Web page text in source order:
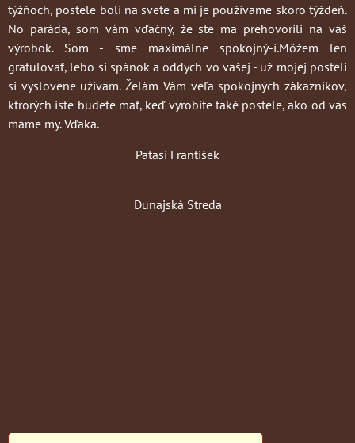
týžňoch, postele boli na svete a mi je používame skoro týždeň.
No paráda, som vám vďačný, že ste ma prehovorili na váš
výrobok. Som - sme maximálne spokojný-í.Môžem len
gratulovať, lebo si spánok a oddych vo vašej - už mojej posteli
si vyslovene užívam. Želám Vám veľa spokojných zákazníkov,
ktrorých iste budete mať, keď vyrobíte také postele, ako od vás
máme my. Vďaka.
Patasi František
Dunajská Streda